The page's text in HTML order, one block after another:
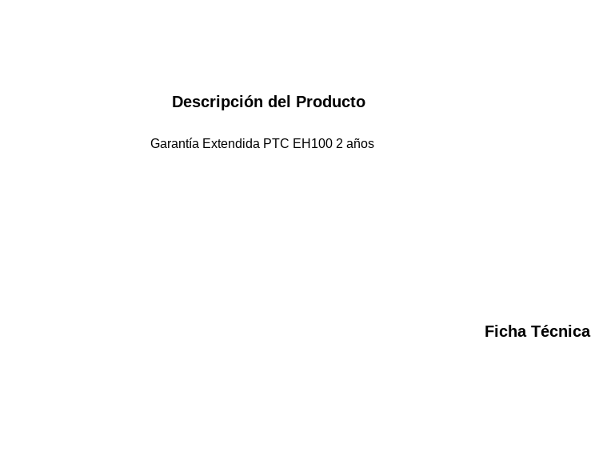
Descripción del Producto
Garantía Extendida PTC EH100 2 años
Ficha Técnica